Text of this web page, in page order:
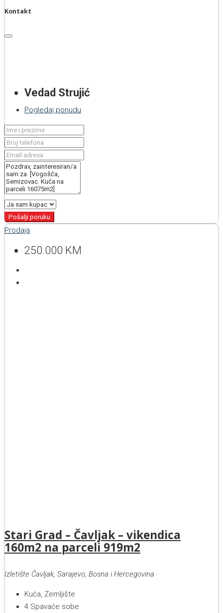
Kontakt
Vedad Strujić
Pogledaj ponudu
Pošalji poruku
Prodaja
250.000 KM
Stari Grad – Čavljak – vikendica
160m2 na parceli 919m2
Izletište Čavljak, Sarajevo, Bosna i Hercegovina
Kuća, Zemljište
4 Spavaće sobe